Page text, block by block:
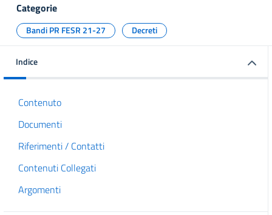
Categorie
Bandi PR FESR 21-27 Decreti
Indice
Contenuto
Documenti
Riferimenti / Contatti
Contenuti Collegati
Argomenti